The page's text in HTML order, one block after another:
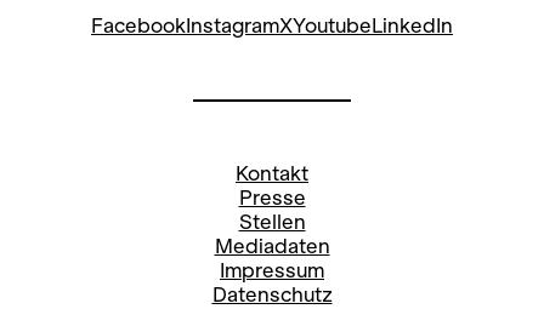
Facebook InstagramXYoutube LinkedIn
Kontakt
Presse
Stellen
Mediadaten
Impressum
Datenschutz